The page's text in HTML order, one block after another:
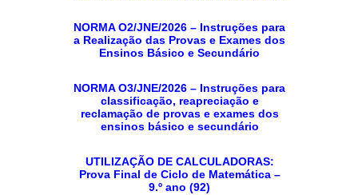
NORMA O2/JNE/2026 – Instruções para
a Realização das Provas e Exames dos
Ensinos Básico e Secundário
NORMA O3/JNE/2026 – Instruções para
classificação, reapreciação e
reclamação de provas e exames dos
ensinos básico e secundário
UTILIZAÇÃO DE CALCULADORAS:
Prova Final de Ciclo de Matemática –
9.º ano (92)